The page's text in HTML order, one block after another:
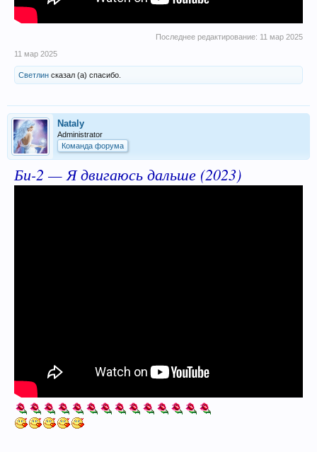
Последнее редактирование: 11 мар 2025
11 мар 2025
Светлин сказал (а) спасибо.
Nataly
Administrator
Команда форума
Би-2 — Я двигаюсь дальше (2023)